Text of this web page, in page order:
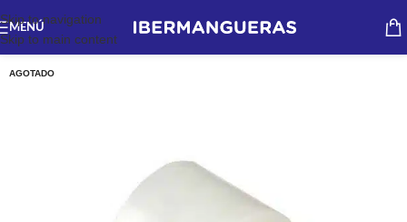
Skip to navigation
Skip to main content
MENÚ
AGOTADO